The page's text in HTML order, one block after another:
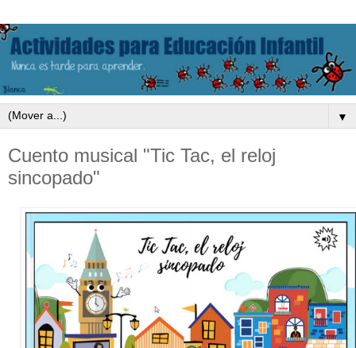
▼
Cuento musical "Tic Tac, el reloj
sincopado"